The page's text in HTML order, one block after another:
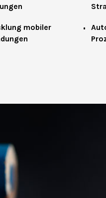
mobiler